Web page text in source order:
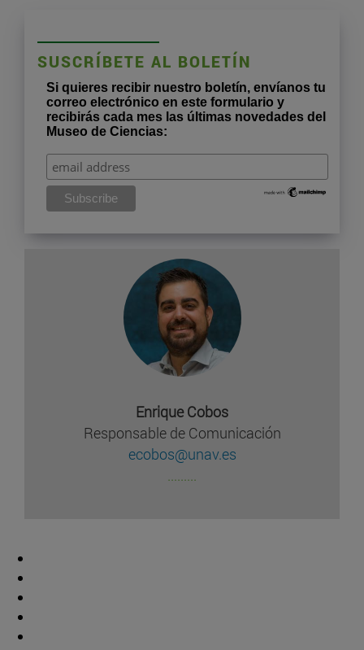
SUSCRÍBETE AL BOLETÍN
Si quieres recibir nuestro boletín, envíanos tu
correo electrónico en este formulario y
recibirás cada mes las últimas novedades del
Museo de Ciencias:
Enrique Cobos
Responsable de Comunicación
ecobos@unav.es
.........